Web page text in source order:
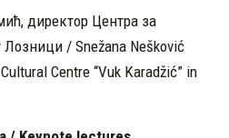
директор Центра за
Лозници / Snežana Nešković
Centre “Vuk Karadžić” in